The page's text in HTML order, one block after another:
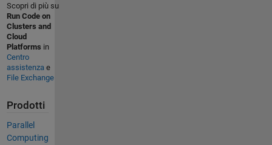
Scopri di più su
Run Code on
Clusters and
Cloud
Platforms in
Centro
assistenza e
File Exchange
Prodotti
Parallel
Computing